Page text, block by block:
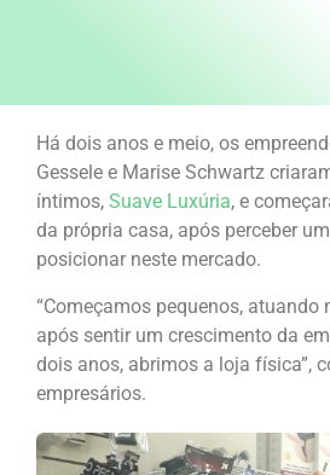
Há dois anos e meio, os
Gessele e Marise Schwartz
íntimos, Suave Luxúria, e
da própria casa, após perceber
posicionar neste mercado.
“Começamos pequenos, atuando
após sentir um crescimento da
dois anos, abrimos a loja física”,
empresários.